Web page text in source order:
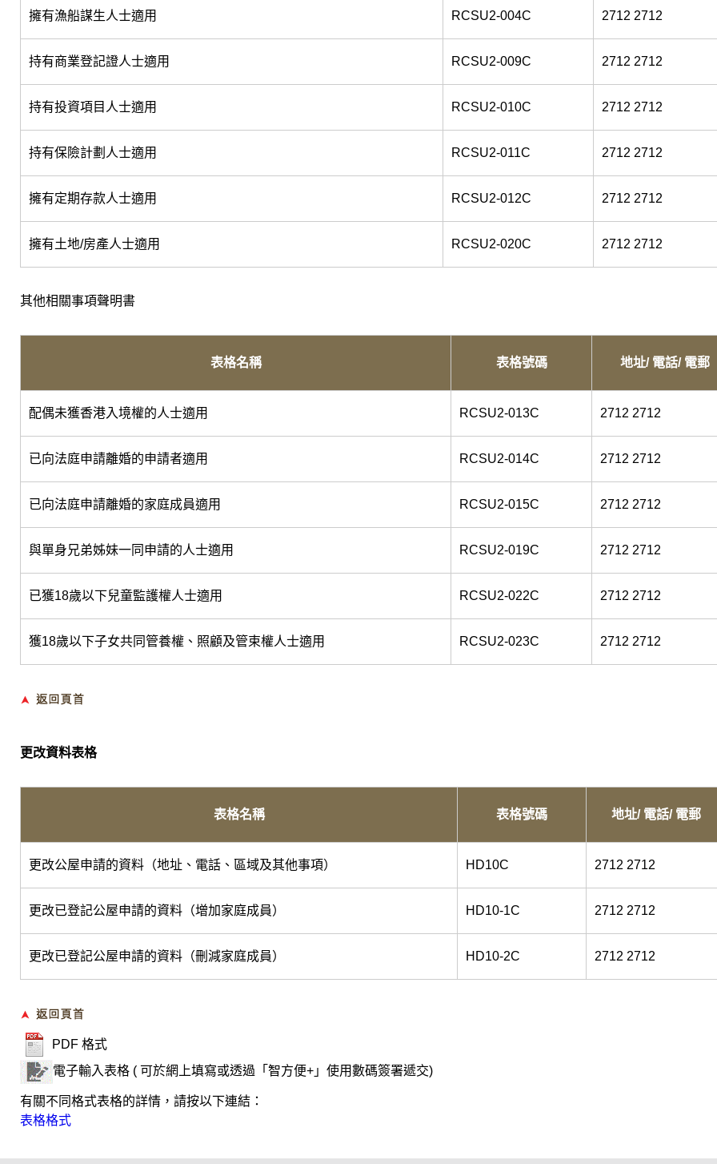
擁有漁船謀生人士適用 RCSU2-004C 2712 2712
持有商業登記證人士適用 RCSU2-009C 2712 2712
持有投資項目人士適用 RCSU2-010C 2712 2712
持有保險計劃人士適用 RCSU2-011C 2712 2712
擁有定期存款人士適用 RCSU2-012C 2712 2712
擁有土地/房產人士適用 RCSU2-020C 2712 2712
其他相關事項聲明書
表格名稱 表格號碼 地址/ 電話/ 電郵
配偶未獲香港入境權的人士適用 RCSU2-013C 2712 2712
已向法庭申請離婚的申請者適用 RCSU2-014C 2712 2712
已向法庭申請離婚的家庭成員適用 RCSU2-015C 2712 2712
與單身兄弟姊妹一同申請的人士適用 RCSU2-019C 2712 2712
已獲18歲以下兒童監護權人士適用 RCSU2-022C 2712 2712
獲18歲以下子女共同管養權、照顧及管束權人士適用 RCSU2-023C 2712 2712
更改資料表格
表格名稱 表格號碼 地址/ 電話/ 電郵
更改公屋申請的資料（地址、電話、區域及其他事項） HD10C 2712 2712
更改已登記公屋申請的資料（增加家庭成員） HD10-1C 2712 2712
更改已登記公屋申請的資料（刪減家庭成員） HD10-2C 2712 2712
PDF 格式
電子輸入表格 ( 可於網上填寫或透過「智方便+」使用數碼簽署遞交)
有關不同格式表格的詳情，請按以下連結：
表格格式